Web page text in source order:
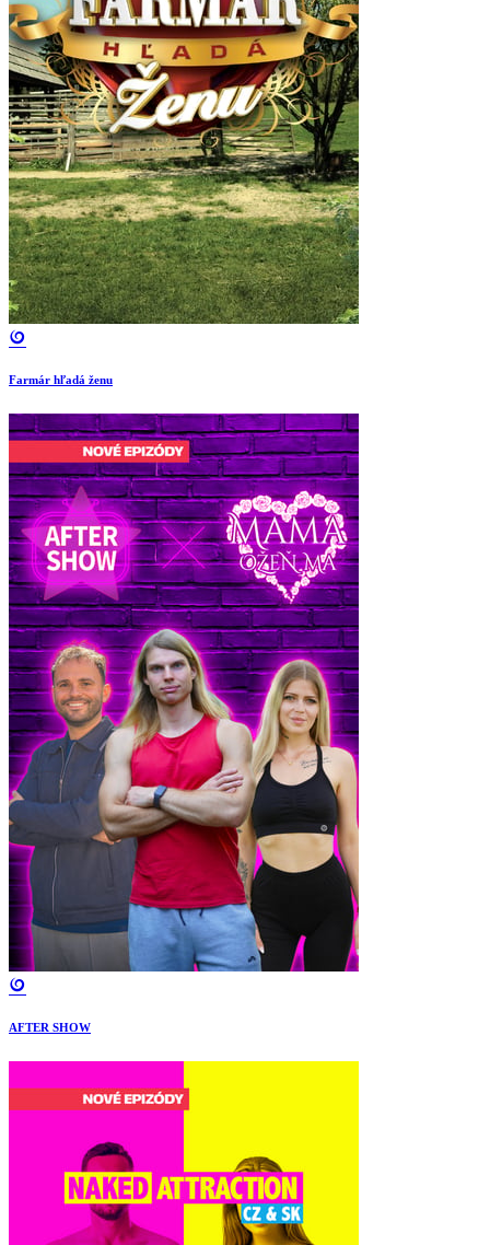
Farmár hľadá ženu
AFTER SHOW